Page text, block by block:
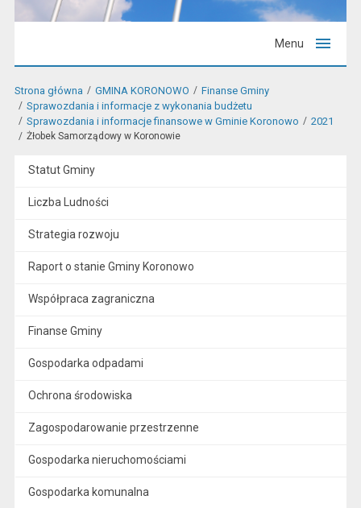
Menu
Strona główna GMINA KORONOWO
Finanse Gminy
Sprawozdania i informacje z wykonania budżetu
Sprawozdania i informacje finansowe w Gminie Koronowo
2021
Żłobek Samorządowy w Koronowie
Statut Gminy
Liczba Ludności
Strategia rozwoju
Raport o stanie Gminy Koronowo
Współpraca zagraniczna
Finanse Gminy
Gospodarka odpadami
Ochrona środowiska
Zagospodarowanie przestrzenne
Gospodarka nieruchomościami
Gospodarka komunalna